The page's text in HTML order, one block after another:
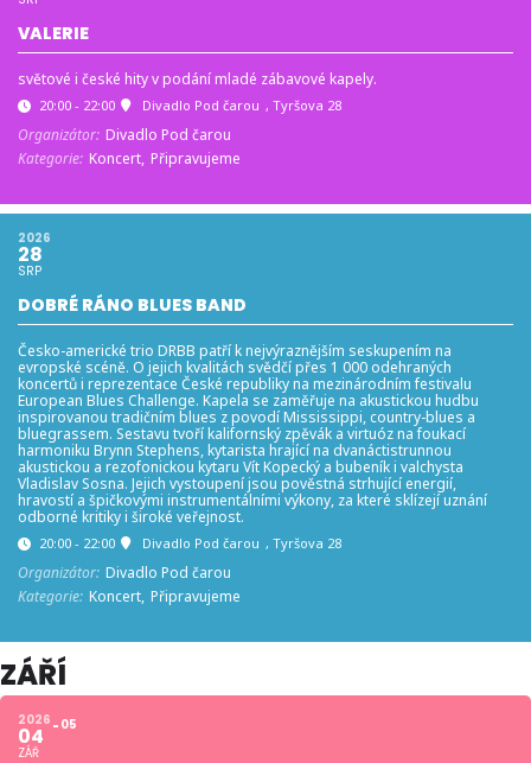
VALERIE
světové i české hity v podání mladé zábavové kapely.
20:00 - 22:00 Divadlo Pod čarou , Tyršova 28
Organizátor: Divadlo Pod čarou
Kategorie: Koncert, Připravujeme
2026
28
SRP
DOBRÉ RÁNO BLUES BAND
Česko-americké trio DRBB patří k nejvýraznějším seskupením na
evropské scéně. O jejich kvalitách svědčí přes 1 000 odehraných
koncertů i reprezentace České republiky na mezinárodním festivalu
European Blues Challenge. Kapela se zaměřuje na akustickou hudbu
inspirovanou tradičním blues z povodí Mississippi, country-blues a
bluegrassem. Sestavu tvoří kalifornský zpěvák a virtuóz na foukací
harmoniku Brynn Stephens, kytarista hrající na dvanáctistrunnou
akustickou a rezofonickou kytaru Vít Kopecký a bubeník i valchysta
Vladislav Sosna. Jejich vystoupení jsou pověstná strhující energií,
hravostí a špičkovými instrumentálními výkony, za které sklízejí uznání
odborné kritiky i široké veřejnost.
20:00 - 22:00 Divadlo Pod čarou , Tyršova 28
Organizátor: Divadlo Pod čarou
Kategorie: Koncert, Připravujeme
ZÁŘÍ
2026
04
ZÁŘ
05